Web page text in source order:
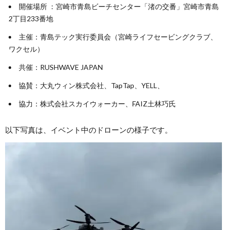
開催場所 ：宮崎市青島ビーチセンター「渚の交番」宮崎市青島
2丁目233番地
主催：青島テック実行委員会（宮崎ライフセービングクラブ、
ワクセル）
共催：RUSHWAVE JAPAN
協賛：大丸ウィン株式会社、TapTap、YELL、
協力：株式会社スカイウォーカー、FAIZ土林巧氏
以下写真は、イベント中のドローンの様子です。